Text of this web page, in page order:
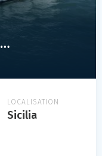
FOUNTAINE PAJOT SALINA 48
LOCALISATION
Sicilia